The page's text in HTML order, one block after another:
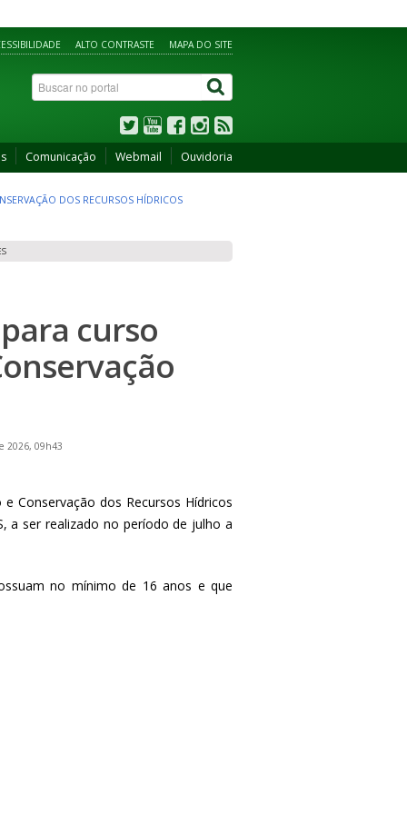
ALTO CONTRASTE MAPA DO SITE
Comunicação Webmail Ouvidoria
DOS RECURSOS HÍDRICOS
para curso
2026, 09h43
Conservação dos Recursos Hídricos
a ser realizado no período de julho a
no mínimo de 16 anos e que